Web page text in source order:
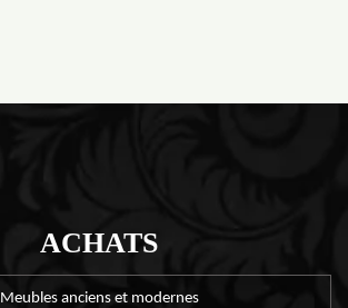
ACHATS
Meubles anciens et modernes